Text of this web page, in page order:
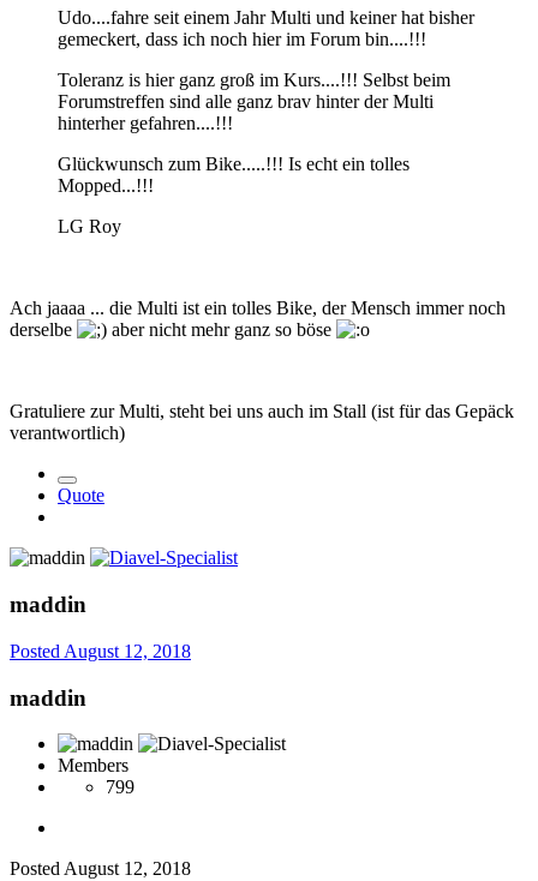
Udo....fahre seit einem Jahr Multi und keiner hat bisher
gemeckert, dass ich noch hier im Forum bin....!!!
Toleranz is hier ganz groß im Kurs....!!! Selbst beim
Forumstreffen sind alle ganz brav hinter der Multi
hinterher gefahren....!!!
Glückwunsch zum Bike.....!!! Is echt ein tolles
Mopped...!!!
LG Roy
Ach jaaaa ... die Multi ist ein tolles Bike, der Mensch immer noch
derselbe
aber nicht mehr ganz so böse
Gratuliere zur Multi, steht bei uns auch im Stall (ist für das Gepäck
verantwortlich)
Quote
maddin
Posted August 12, 2018
maddin
Members
799
Posted August 12, 2018